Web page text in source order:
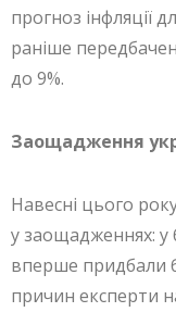
прогноз інфляції
раніше
до 9%.
Заощадження
Навесні цього
у заощадженнях: у
вперше придбали
причин експерти